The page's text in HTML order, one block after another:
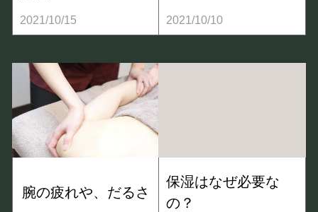
2021/10/15 2021/10/10
腕の疲れや、だるさ
保湿はなぜ必要な
の？